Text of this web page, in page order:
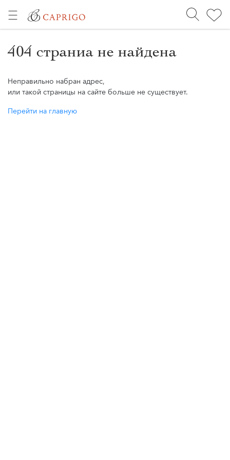
404 страниа не найдена
Неправильно набран адрес,
или такой страницы на сайте больше не существует.
Перейти на главную